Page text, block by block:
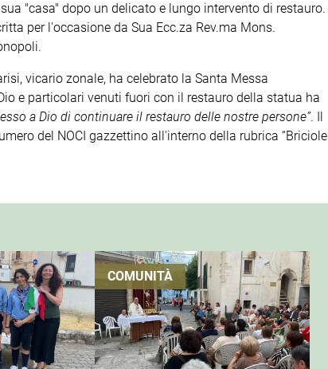
"casa" dopo un delicato e lungo intervento di restauro.
per l'occasione da Sua Ecc.za Rev.ma Mons.
vicario zonale, ha celebrato la Santa Messa
e particolari venuti fuori con il restauro della statua ha
a Dio di continuare il restauro delle nostre persone”. Il
del NOCI gazzettino all'interno della rubrica “Briciole
COMUNITÀ